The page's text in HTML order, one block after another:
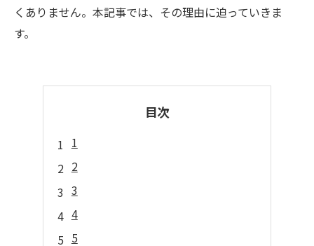
くありません。本記事では、その理由に迫っていきま
す。
目次
1
2
3
4
5